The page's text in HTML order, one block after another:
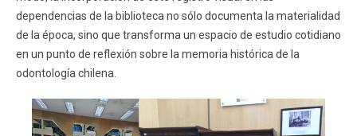
dependencias de la biblioteca no sólo documenta la materialidad
de la época, sino que transforma un espacio de estudio cotidiano
en un punto de reflexión sobre la memoria histórica de la
odontología chilena.